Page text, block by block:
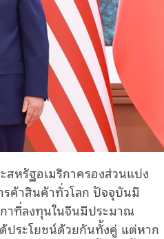
หรัฐอเมริกาครองส่วนแบ่ง
ค้าสินค้าทั่วโลก ปัจจุบันมี
าที่ลงทุนในจีนมีประมาณ
ประโยชน์ด้วยกันทั้งคู่ แต่หาก